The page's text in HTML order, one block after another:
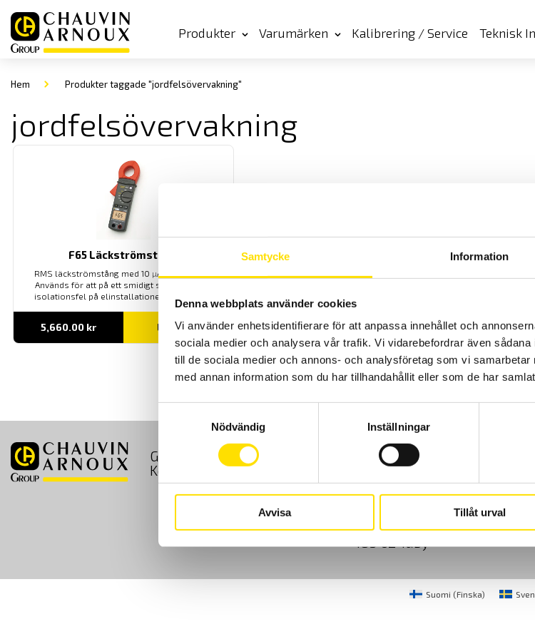
Samtycke Information
Denna webbplats använder cookies
Vi använder enhetsidentifierare för att anpassa innehållet och
sociala medier och analysera vår trafik. Vi vidarebefordrar även
till de sociala medier och annons- och analysföretag som vi
med annan information som du har tillhandahållit eller som de har
Nödvändig
Inställningar
Avvisa Tillåt urval
Produkter Varumärken Kalibrering / Service Teknisk
Hem Produkter taggade "jordfelsövervakning"
jordfelsövervakning
F65 Läckströmstång
RMS läckströmstång med 10 µA upplösning.
Används för att på ett smidigt sätt detektera
isolationsfel på elinstallationer under drift.
5,660.00 kr LÄS MER
GDPR Köpvillkor Cookies
Kontakt
CA Mätsystem AB
183 62 Täby
08-50
Suomi (Finska)